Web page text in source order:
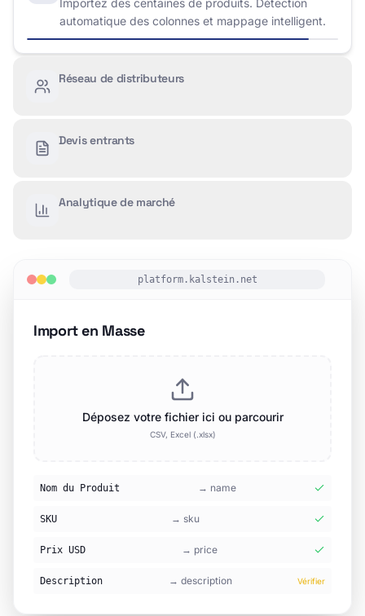
Réseau de distributeurs
entier. Gérez les territoires et suivez les
Lab Solutions Colombia
produits
🇳🇬